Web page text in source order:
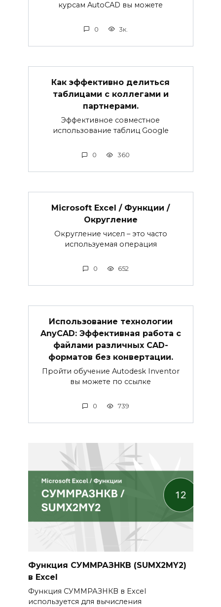
курсам AutoCAD вы можете
0 3к.
Как эффективно делиться
таблицами с коллегами и
партнерами.
Эффективное совместное
использование таблиц Google
0 360
Microsoft Excel / Функции /
Округление
Округление чисел – это часто
используемая операция
0 652
Использование технологии
AnyCAD: Эффективная работа с
файлами различных CAD-
форматов без конвертации.
Пройти обучение Autodesk Inventor
вы можете по ссылке
0 739
Функция СУММРАЗНКВ (SUMX2MY2)
в Excel
Функция СУММРАЗНКВ в Excel
используется для вычисления